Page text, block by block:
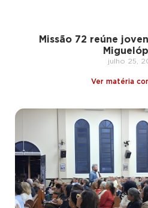
Missão 72 reúne
julho 25,
Ver matéria